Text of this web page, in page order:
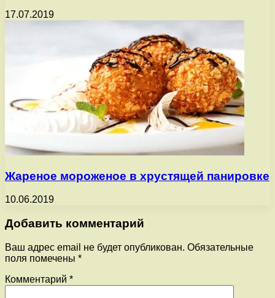
17.07.2019
Жареное мороженое в хрустящей панировке
10.06.2019
Добавить комментарий
Ваш адрес email не будет опубликован. Обязательные
поля помечены *
Комментарий *